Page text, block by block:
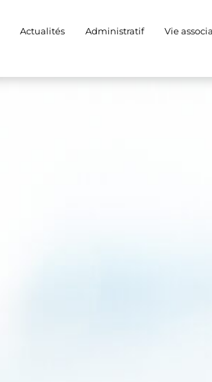
Actualités Administratif Vie